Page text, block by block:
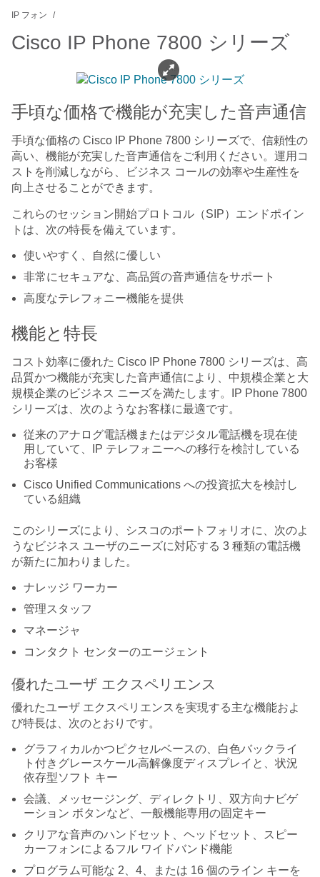
IP フォン
Cisco IP Phone 7800 シリーズ
手頃な価格で機能が充実した音声通信
手頃な価格の Cisco IP Phone 7800 シリーズで、信頼性の
高い、機能が充実した音声通信をご利用ください。運用コ
ストを削減しながら、ビジネス コールの効率や生産性を
向上させることができます。
これらのセッション開始プロトコル（SIP）エンドポイン
トは、次の特長を備えています。
使いやすく、自然に優しい
非常にセキュアな、高品質の音声通信をサポート
高度なテレフォニー機能を提供
機能と特長
コスト効率に優れた Cisco IP Phone 7800 シリーズは、高
品質かつ機能が充実した音声通信により、中規模企業と大
規模企業のビジネス ニーズを満たします。IP Phone 7800
シリーズは、次のようなお客様に最適です。
従来のアナログ電話機またはデジタル電話機を現在使
用していて、IP テレフォニーへの移行を検討している
お客様
Cisco Unified Communications への投資拡大を検討し
ている組織
このシリーズにより、シスコのポートフォリオに、次のよ
うなビジネス ユーザのニーズに対応する 3 種類の電話機
が新たに加わりました。
ナレッジ ワーカー
管理スタッフ
マネージャ
コンタクト センターのエージェント
優れたユーザ エクスペリエンス
優れたユーザ エクスペリエンスを実現する主な機能およ
び特長は、次のとおりです。
グラフィカルかつピクセルベースの、白色バックライ
ト付きグレースケール高解像度ディスプレイと、状況
依存型ソフト キー
会議、メッセージング、ディレクトリ、双方向ナビゲ
ーション ボタンなど、一般機能専用の固定キー
クリアな音声のハンドセット、ヘッドセット、スピー
カーフォンによるフル ワイドバンド機能
プログラム可能な 2、4、または 16 個のライン キーを